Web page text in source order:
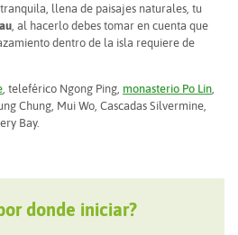
llena de paisajes naturales, tu
, al hacerlo debes tomar en cuenta que
dentro de la isla requiere de
, teleférico Ngong Ping, monasterio Po Lin
Chung, Mui Wo, Cascadas Silvermine,
Bay.
donde iniciar?